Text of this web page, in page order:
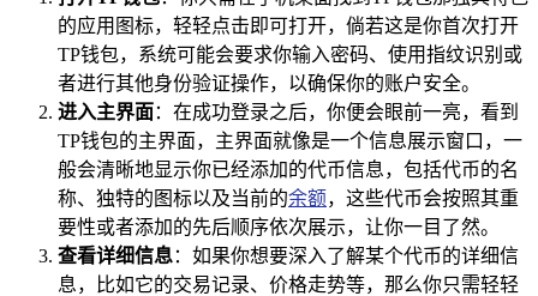
的应用图标，轻轻点击即可打开，倘若这是你首次打开
TP钱包，系统可能会要求你输入密码、使用指纹识别或
者进行其他身份验证操作，以确保你的账户安全。
进入主界面：在成功登录之后，你便会眼前一亮，看到
TP钱包的主界面，主界面就像是一个信息展示窗口，一
般会清晰地显示你已经添加的代币信息，包括代币的名
称、独特的图标以及当前的余额，这些代币会按照其重
要性或者添加的先后顺序依次展示，让你一目了然。
查看详细信息：如果你想要深入了解某个代币的详细信
息，比如它的交易记录、价格走势等，那么你只需轻轻